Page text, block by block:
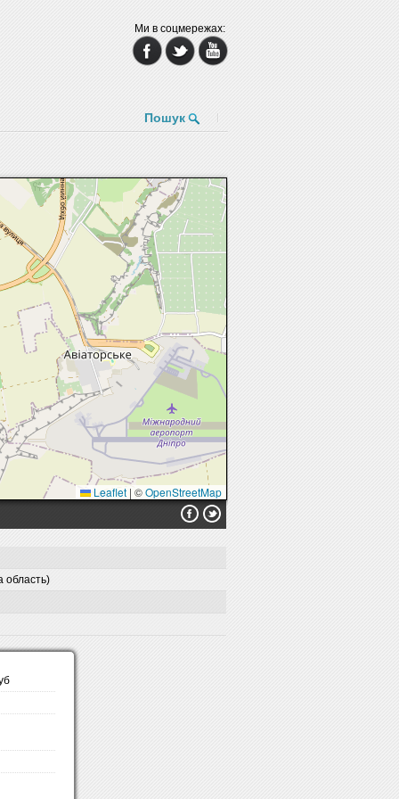
Ми в соцмережах:
Пошук
Leaflet | ©OpenStreetMap
область)